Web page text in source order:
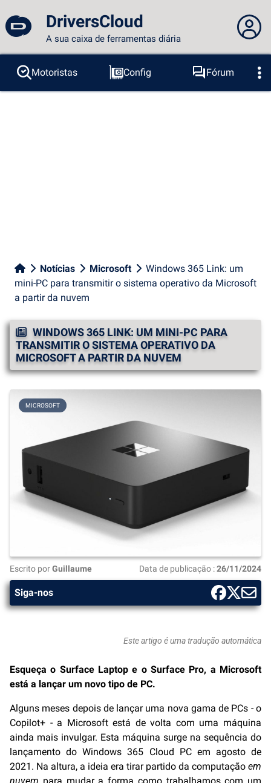
DriversCloud
A sua caixa de ferramentas diária
Você não está logado...
Acesso ao site
Motoristas Config
Fórum
Sondas
BSOD Ferramentas
Notícias Microsoft
Windows 365 Link: um
mini-PC para transmitir o sistema operativo da Microsoft
a partir da nuvem
WINDOWS 365 LINK: UM MINI-PC PARA
TRANSMITIR O SISTEMA OPERATIVO DA
MICROSOFT A PARTIR DA NUVEM
MICROSOFT
Escrito porGuillaume Data de publicação :26/11/2024
Siga-nos
Este artigo é uma tradução automática
Esqueça o Surface Laptop e o Surface Pro, a Microsoft
está a lançar um novo tipo de PC.
Alguns meses depois de lançar uma nova gama de PCs - o
Copilot+ - a Microsoft está de volta com uma máquina
ainda mais invulgar. Esta máquina surge na sequência do
lançamento do Windows 365 Cloud PC em agosto de
2021. Na altura, a ideia era tirar partido da computação em
nuvem para mudar a forma como trabalhamos com um